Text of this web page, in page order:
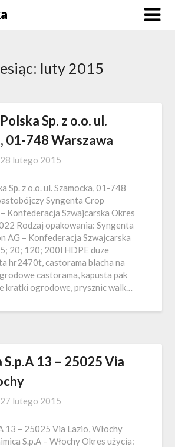
luty 2015
Sp. z o.o. ul.
01-748 Warszawa
28 lutego 2015
Sp. z o.o. ul. Szamocka, 01-748
Syngenta Crop
Konfederacja Szwajcarska Okres
Rodzaj opakowania: Syngenta
AG – Konfederacja Szwajcarska
20; 120; 200l HDPE duze
hr2470t, castorama blacha na
castorama, kapusta pak
kratki ogrodowe, prysznic walk…
S.p.A 13 – 25025 Via
27 lutego 2015
13 – 25025 Via Lazio, Włochy
S.p.A – Włochy Okres użycia: